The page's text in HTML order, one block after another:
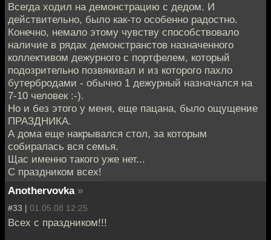
Всегда ходил на демонстрацию с дедом. И
действительно, было как-то особенно радостно.
Конечно, немало этому чувству способствовало
наличие в рядах демонстранстов назначенного
коллективом дежурного с портфелем, который
подозрительно позвякивал и из которого пахло
бутербродами - обычно 1 дежурный назначался на
7-10 человек :-).
Но и без этого у меня, еще пацана, было ощущение
ПРАЗДНИКА.
А дома еще накрывался стол, за которым
собиралась вся семья.
Щас именно такого уже нет...
С праздником всех!
Anothervovka »
#33 | 01.05.08 12:25
Всех с праздником!!!